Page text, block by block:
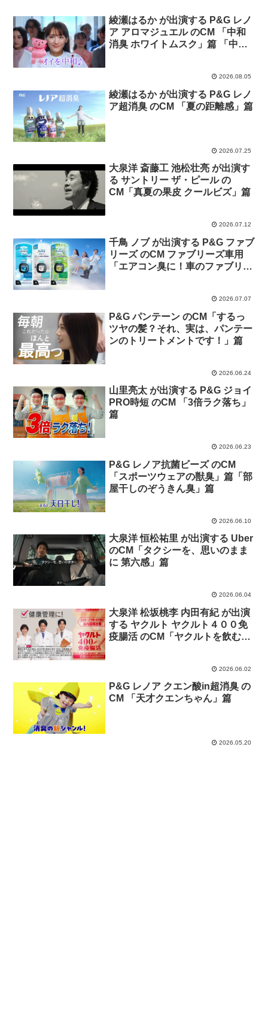
綾瀬はるか が出演する P&G レノ
ア アロマジュエル のCM 「中和
消臭 ホワイトムスク」篇 「中和
2026.08.05
綾瀬はるか が出演する P&G レノ
ア超消臭 のCM 「夏の距離感」篇
2026.07.25
大泉洋 斎藤工 池松壮亮 が出演す
る サントリー ザ・ピール の
CM「真夏の果皮 クールビズ」篇
2026.07.12
千鳥 ノブ が出演する P&G ファブ
リーズ のCM ファブリーズ車用
「エアコン臭に！車のファブリー
2026.07.07
P&G パンテーン のCM「するっ
ツヤの髪？それ、実は、パンテー
ンのトリートメントです！」篇
2026.06.24
山里亮太 が出演する P&G ジョイ
PRO時短 のCM 「3倍ラク落ち」
篇
2026.06.23
P&G レノア抗菌ビーズ のCM
「スポーツウェアの獣臭」篇「部
屋干しのぞうきん臭」篇
2026.06.10
大泉洋 恒松祐里 が出演する Uber
のCM「タクシーを、思いのまま
に 第六感」篇
2026.06.04
大泉洋 松坂桃李 内田有紀 が出演
する ヤクルト ヤクルト４００免
疫腸活 のCM「ヤクルトを飲む理
2026.06.02
P&G レノア クエン酸in超消臭 の
CM 「天才クエンちゃん」篇
2026.05.20